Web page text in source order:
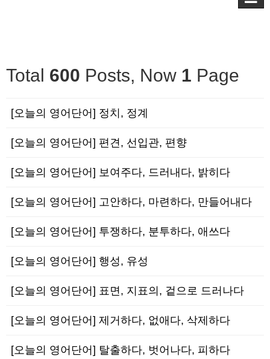
Total 600 Posts, Now 1 Page
[오늘의 영어단어] 정치, 정계
[오늘의 영어단어] 편견, 선입관, 편향
[오늘의 영어단어] 보여주다, 드러내다, 밝히다
[오늘의 영어단어] 고안하다, 마련하다, 만들어내다
[오늘의 영어단어] 투쟁하다, 분투하다, 애쓰다
[오늘의 영어단어] 행성, 유성
[오늘의 영어단어] 표면, 지표의, 겉으로 드러나다
[오늘의 영어단어] 제거하다, 없애다, 삭제하다
[오늘의 영어단어] 탈출하다, 벗어나다, 피하다